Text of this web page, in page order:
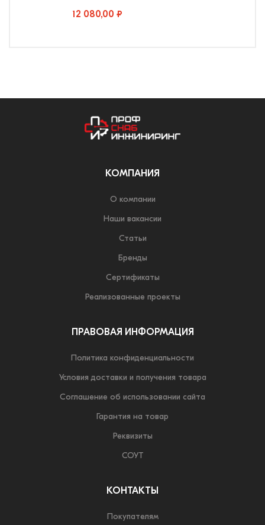
12 080,00 ₽
КОМПАНИЯ
О компании
Наши вакансии
Статьи
Бренды
Сертификаты
Реализованные проекты
ПРАВОВАЯ ИНФОРМАЦИЯ
Политика конфиденциальности
Условия доставки и получения товара
Соглашение об использовании сайта
Гарантия на товар
Реквизиты
СОУТ
КОНТАКТЫ
Покупателям